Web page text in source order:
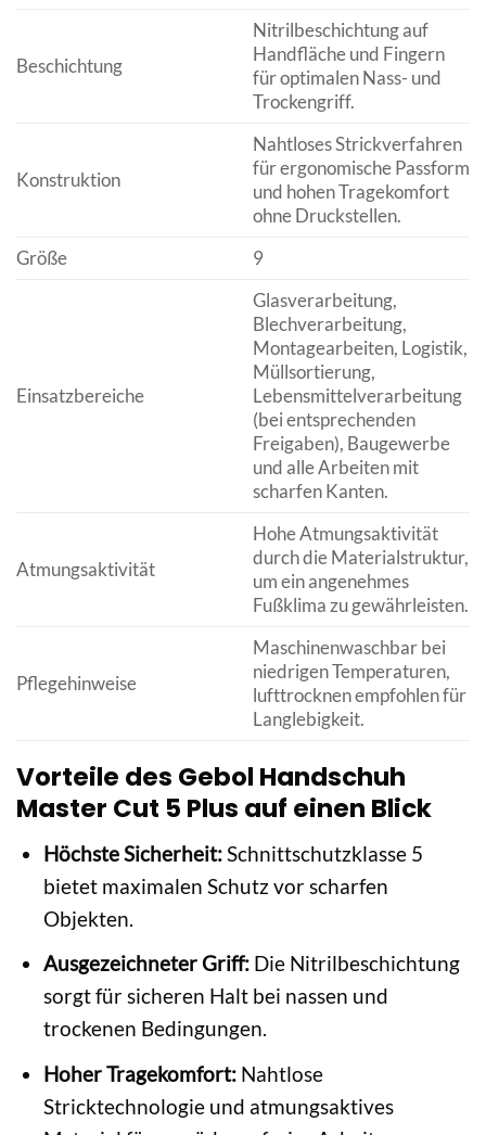
Beschichtung
Nitrilbeschichtung auf
Handfläche und Fingern
für optimalen Nass- und
Trockengriff.
Konstruktion
Nahtloses Strickverfahren
für ergonomische Passform
und hohen Tragekomfort
ohne Druckstellen.
Größe
9
Einsatzbereiche
Glasverarbeitung,
Blechverarbeitung,
Montagearbeiten, Logistik,
Müllsortierung,
Lebensmittelverarbeitung
(bei entsprechenden
Freigaben), Baugewerbe
und alle Arbeiten mit
scharfen Kanten.
Atmungsaktivität
Hohe Atmungsaktivität
durch die Materialstruktur,
um ein angenehmes
Fußklima zu gewährleisten.
Pflegehinweise
Maschinenwaschbar bei
niedrigen Temperaturen,
lufttrocknen empfohlen für
Langlebigkeit.
Vorteile des Gebol Handschuh
Master Cut 5 Plus auf einen Blick
Höchste Sicherheit:Schnittschutzklasse 5
bietet maximalen Schutz vor scharfen
Objekten.
Ausgezeichneter Griff:Die Nitrilbeschichtung
sorgt für sicheren Halt bei nassen und
trockenen Bedingungen.
Hoher Tragekomfort:Nahtlose
Stricktechnologie und atmungsaktives